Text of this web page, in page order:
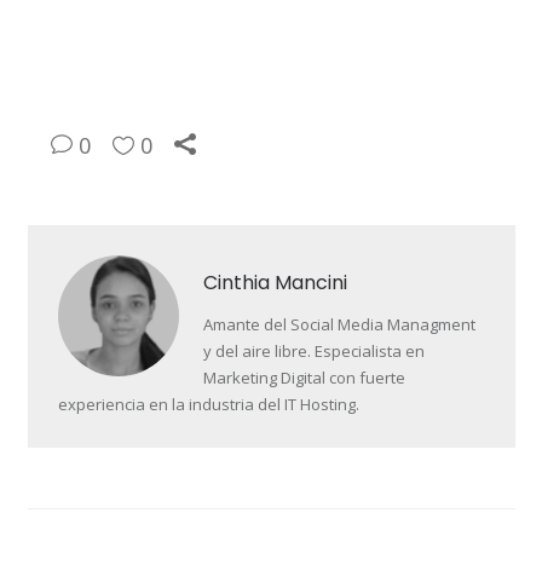
0 0
Cinthia Mancini
Amante del Social Media Managment
y del aire libre. Especialista en
Marketing Digital con fuerte
experiencia en la industria del IT Hosting.